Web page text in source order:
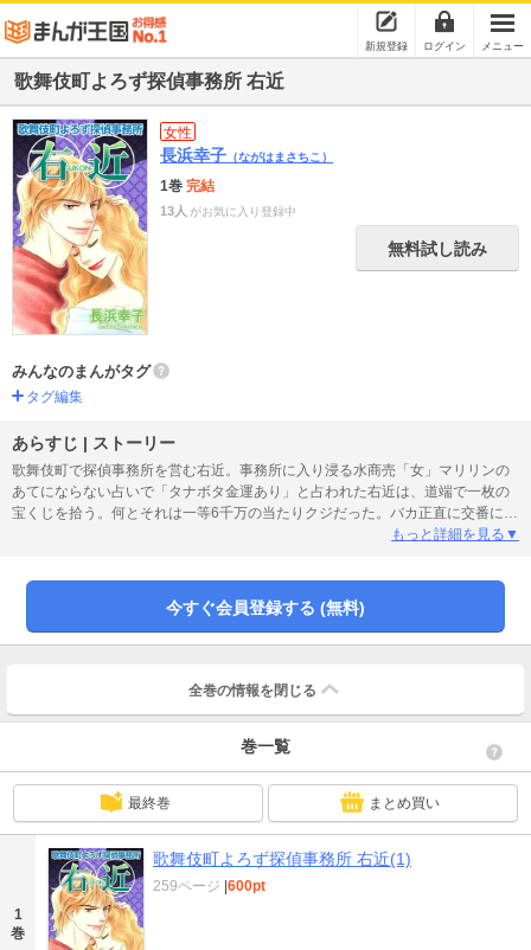
新規登録 ログイン メニュー
歌舞伎町よろず探偵事務所 右近
女性
長浜幸子 （ながはまさちこ）
1巻 完結
13人 がお気に入り登録中
無料試し読み
みんなのまんがタグ
タグ編集
あらすじ | ストーリー
歌舞伎町で探偵事務所を営む右近。事務所に入り浸る水商売「女」マリリンの
あてにならない占いで「タナボタ金運あり」と占われた右近は、道端で一枚の
宝くじを拾う。何とそれは一等6千万の当たりクジだった。バカ正直に交番に届
けると、すぐさま落とし主が現れた。落とし主の美也子は中々の美人。ナンパ
美也子は謝礼代わりとしてとある人物の捜索を依頼するのだが…？
もっと詳細を見る▼
今すぐ会員登録する (無料)
全巻の情報を 閉じる
巻一覧
最終巻 まとめ買い
1
巻
歌舞伎町よろず探偵事務所 右近(1)
259ページ 600pt